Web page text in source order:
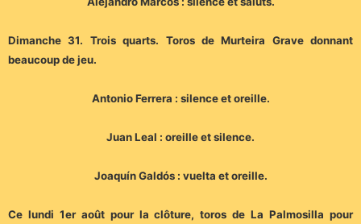
Dimanche 31. Trois quarts. Toros de Murteira Grave donnant
beaucoup de jeu.
Antonio Ferrera : silence et oreille.
Juan Leal : oreille et silence.
Joaquín Galdós : vuelta et oreille.
Ce lundi 1er août pour la clôture, toros de La Palmosilla pour